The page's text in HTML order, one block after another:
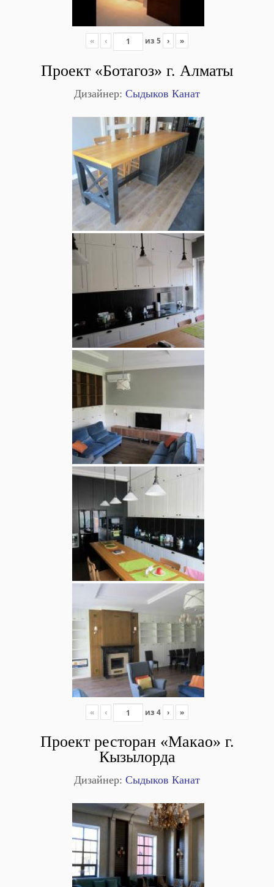
« ‹ из 5 › »
Проект «Ботагоз» г. Алматы
Дизайнер: Сыдыков Канат
« ‹ из 4 › »
Проект ресторан «Макао» г.
Кызылорда
Дизайнер: Сыдыков Канат